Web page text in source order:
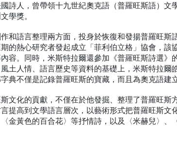
詩人，曾帶領十九世紀奧克語（普羅旺斯語）文
學獎。
和語言整理兩方面，投身於恢復和發揚普羅旺斯
的熱心研究者發起成立「菲利伯立格」協會，該
容。同時，米斯特拉爾還參加《普羅旺斯詩選》
土人情、語言歷史等資料的基礎上，米斯特拉爾
典不僅是記錄普羅旺斯的寶藏，而且為奧克語建
文化的貢獻，不僅在於他發掘、整理了普羅旺斯
提高到文學語言層次，以藝術形式把普羅旺斯文
金黃色的百合花〉等抒情詩，以及〈米赫兒〉、